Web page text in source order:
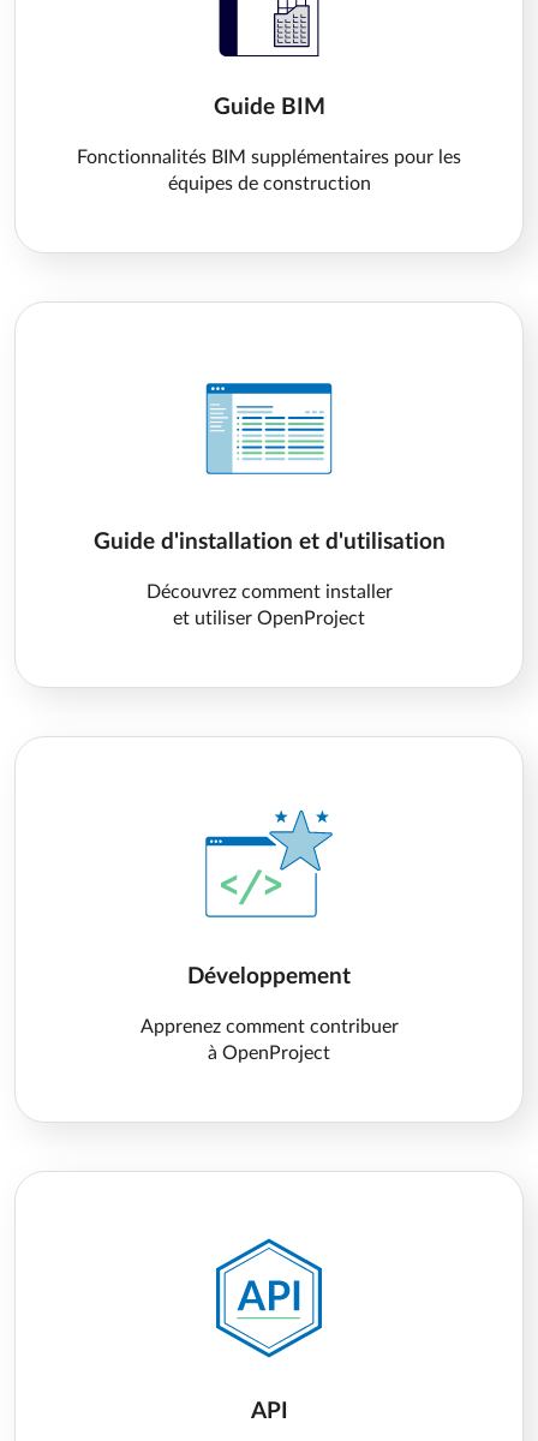
Guide BIM
Fonctionnalités BIM supplémentaires pour les
équipes de construction
Guide d'installation et d'utilisation
Découvrez comment installer
et utiliser OpenProject
Développement
Apprenez comment contribuer
à OpenProject
API